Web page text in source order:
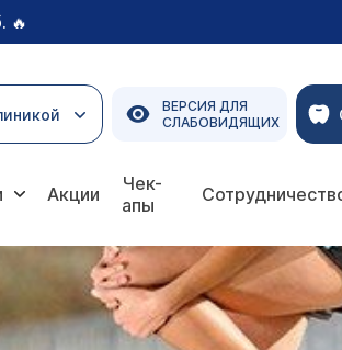
🔥
ВЕРСИЯ ДЛЯ
СЛАБОВИДЯЩИХ
Акции
Чек-
апы